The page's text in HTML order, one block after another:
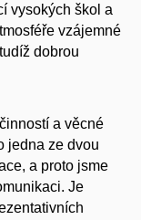
vysokých škol a
vzájemné
dobrou
a věcné
jedna ze dvou
a proto jsme
Je